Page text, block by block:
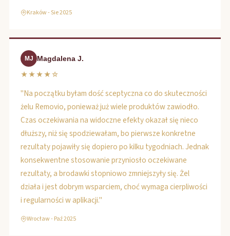
Kraków - Sie 2025
MJ Magdalena J.
★★★★☆
"Na początku byłam dość sceptyczna co do skuteczności
żelu Removio, ponieważ już wiele produktów zawiodło.
Czas oczekiwania na widoczne efekty okazał się nieco
dłuższy, niż się spodziewałam, bo pierwsze konkretne
rezultaty pojawiły się dopiero po kilku tygodniach. Jednak
konsekwentne stosowanie przyniosło oczekiwane
rezultaty, a brodawki stopniowo zmniejszyły się. Żel
działa i jest dobrym wsparciem, choć wymaga cierpliwości
i regularności w aplikacji."
Wrocław - Paź 2025